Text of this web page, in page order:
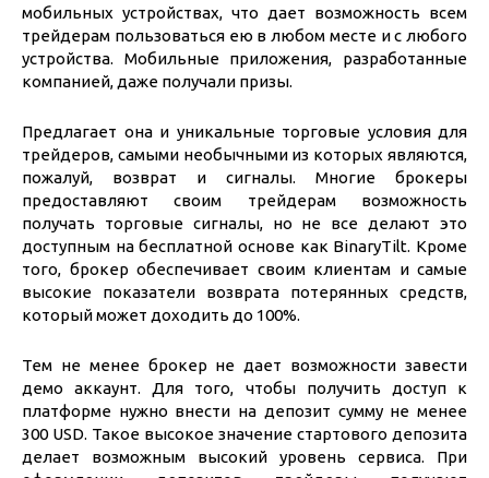
мобильных устройствах, что дает возможность всем
трейдерам пользоваться ею в любом месте и с любого
устройства. Мобильные приложения, разработанные
компанией, даже получали призы.
Предлагает она и уникальные торговые условия для
трейдеров, самыми необычными из которых являются,
пожалуй, возврат и сигналы. Многие брокеры
предоставляют своим трейдерам возможность
получать торговые сигналы, но не все делают это
доступным на бесплатной основе как BinaryTilt. Кроме
того, брокер обеспечивает своим клиентам и самые
высокие показатели возврата потерянных средств,
который может доходить до 100%.
Тем не менее брокер не дает возможности завести
демо аккаунт. Для того, чтобы получить доступ к
платформе нужно внести на депозит сумму не менее
300 USD. Такое высокое значение стартового депозита
делает возможным высокий уровень сервиса. При